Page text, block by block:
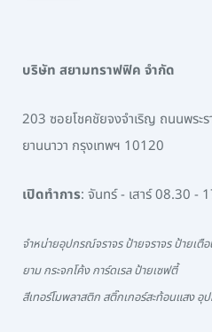
บริษัท สยามทราฟฟิค จำกัด
203 ซอยโชคชัยจงจำเริญ ถนนพระ
ยานนาวา กรุงเทพฯ 10120
เปิดทำการ: จันทร์ - เสาร์ 08.30 -
จำหน่ายอุปกรณ์จราจร ป้ายจราจร ป้ายเตื
ยาม กระจกโค้ง การ์ดเรล ป้ายเซฟตี้
สีเทอร์โมพลาสติก สติ๊กเกอร์สะท้อนแสง